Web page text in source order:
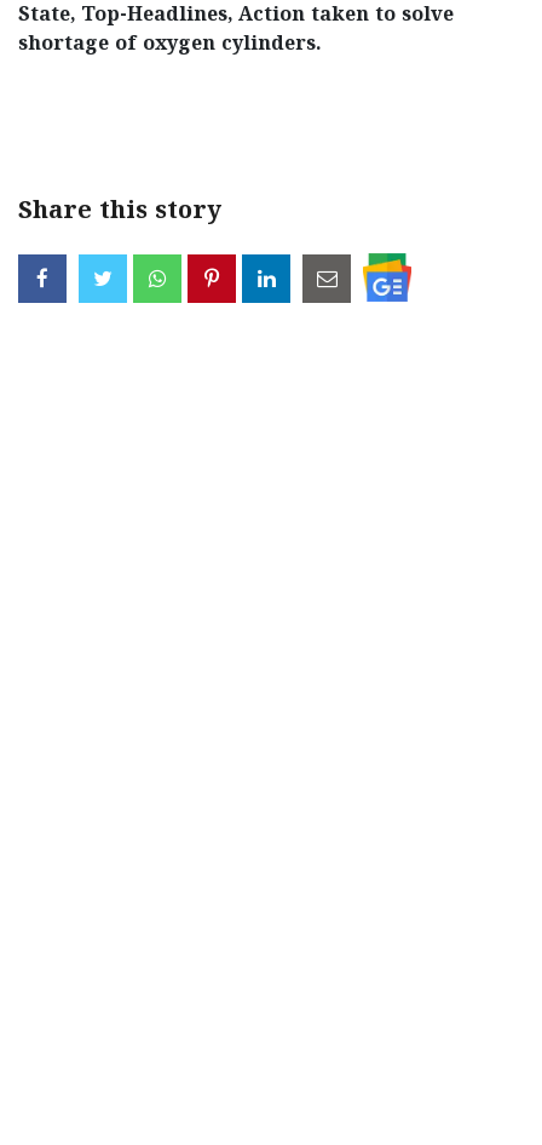
State, Top-Headlines, Action taken to solve
shortage of oxygen cylinders.
Share this story